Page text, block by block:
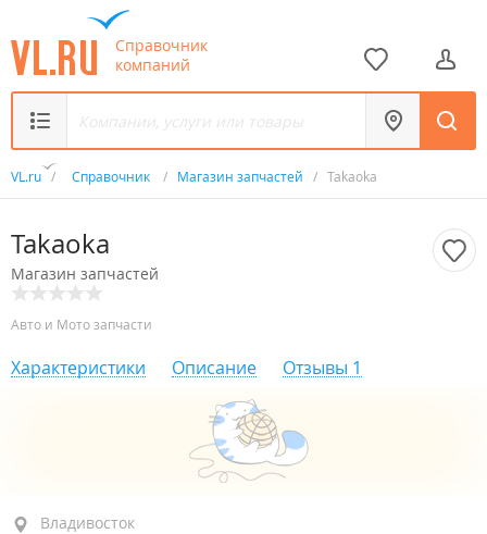
Справочник
компаний
VL.ru / Справочник / Магазин запчастей / Takaoka
Takaoka
Магазин запчастей
Авто и Мото запчасти
Характеристики Описание Отзывы 1
ул. Нейбута, 125 стр. 22
Владивосток